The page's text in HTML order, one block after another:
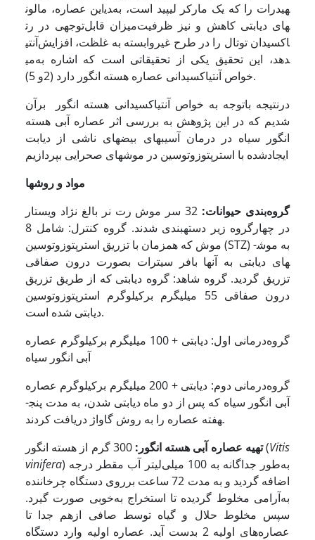
این عصاره، مالون‎دی‎هیدرات را که یک مارکر لیپید است، به
میزان قابل‌توجهی در رت‎های دیابتی کاهش و نیز ظرفیت
آنتی‎اکسیدان توتال را در طرح غیروابسته به غلظت، افزایش
می‎دهد، این تحقیق یکی از تحقیقاتی است که اشاره به
خواص آنتی­اکسیدانی عصاره هسته انگور دارد (2و 5).
درنتیجه باتوجه به خواص آنتی­اکسیدانی هسته انگور برآن
شدیم که در این پژوهش به بررسی اثر عصاره آبی هسته
انگور سیاه در درمان آسیب­های بیضه­ای ناشی از دیابت
ایجادشده با استرپتوزوتوسین در موش­های صحرایی بپردازیم
مواد و روشها
گروه‌بندی حیوانات:
32 سر موش رت نر بالغ نژاد ویستار
در چهارگروه زیر دسته­بندی شدند. گروه کنترل: شامل 8
موش که همزمان با تزریق استرپتوزوتوسین (STZ) به موش­
های دیابتی به آنها بافر سیترات بصورت درون صفاقی
تزریق گردید. گروه شاهد: گروه دیابتی که از طریق تزریق
درون صفاقی 55 میلی­گرم برکیلوگرم استرپتوزوتوسین
دیابتی شده است.
گروه‌درمانی اول: دیابتی + 100 میلی­گرم برکیلوگرم عصاره
آبی انگور سیاه
گروه‌درمانی دوم: دیابتی + 200 میلی­گرم برکیلوگرم عصاره
آبی انگور سیاه که پس از دو ماه دیابتی شدن، به مدت پنج­
هفته عصاره را به روش گاواژ دریافت کردند.
تهیه عصاره آبی هسته انگور:300 گرم از هسته انگور (Vitis
vinifera) به‌طور جداگانه به 100 میلی‌لیتر آب مقطر درجه
اضافه گردید و به مدت 72 ساعت برروی دستگاه چرخاننده
به‌آرامی مخلوط گردیده تا استخراج به‌خوبی صورت گیرد.
سپس مخلوط حلال و گیاه توسط صافی ازهم جدا تا
عصاره‌های اولیه 2 بدست آید. عصاره اولیه وارد دستگاه